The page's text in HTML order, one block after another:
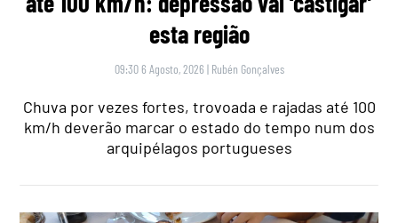
esta região
09:30 6 Agosto, 2026 | Rubén Gonçalves
Chuva por vezes fortes, trovoada e rajadas até 100
km/h deverão marcar o estado do tempo num dos
arquipélagos portugueses